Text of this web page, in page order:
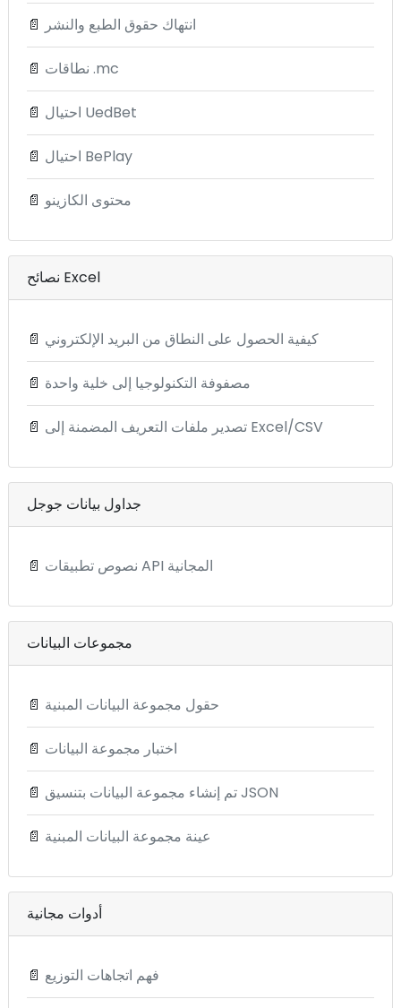
📄 انتهاك حقوق الطبع والنشر
📄 نطاقات .mc
📄 احتيال UedBet
📄 احتيال BePlay
📄 محتوى الكازينو
نصائح Excel
📄 كيفية الحصول على النطاق من البريد الإلكتروني
📄 مصفوفة التكنولوجيا إلى خلية واحدة
📄 تصدير ملفات التعريف المضمنة إلى Excel/CSV
جداول بيانات جوجل
📄 نصوص تطبيقات API المجانية
مجموعات البيانات
📄 حقول مجموعة البيانات المبنية
📄 اختبار مجموعة البيانات
📄 تم إنشاء مجموعة البيانات بتنسيق JSON
📄 عينة مجموعة البيانات المبنية
أدوات مجانية
📄 فهم اتجاهات التوزيع